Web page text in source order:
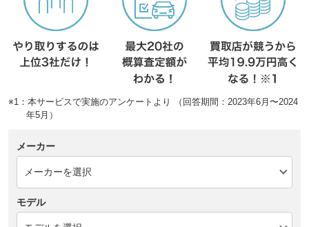
※1：本サービスで実施のアンケートより （回答期間：2023年6月〜2024
年5月）
メーカー
モデル